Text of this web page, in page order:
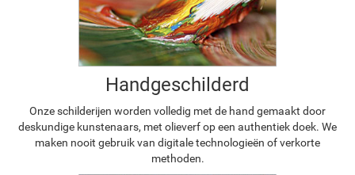
Handgeschilderd
Onze schilderijen worden volledig met de hand gemaakt door
deskundige kunstenaars, met olieverf op een authentiek doek. We
maken nooit gebruik van digitale technologieën of verkorte
methoden.